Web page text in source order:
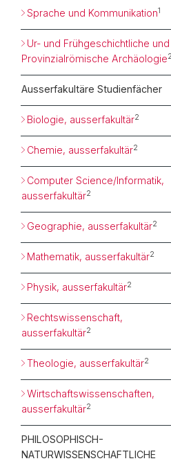
Sprache und Kommunikation1
Ur- und Frühgeschichtliche und
Provinzialrömische Archäologie2
Ausserfakultäre Studienfächer
Biologie, ausserfakultär2
Chemie, ausserfakultär2
Computer Science/Informatik,
ausserfakultär2
Geographie, ausserfakultär2
Mathematik, ausserfakultär2
Physik, ausserfakultär2
Rechtswissenschaft,
ausserfakultär2
Theologie, ausserfakultär2
Wirtschaftswissenschaften,
ausserfakultär2
PHILOSOPHISCH-
NATURWISSENSCHAFTLICHE